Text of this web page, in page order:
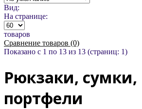
Вид:
На странице:
товаров
Сравнение товаров (0)
Показано с 1 по 13 из 13 (страниц: 1)
Рюкзаки, сумки,
портфели